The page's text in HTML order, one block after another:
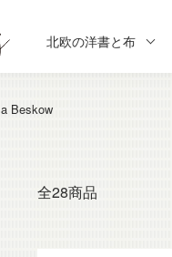
北欧の洋書と布
Beskow
全28商品